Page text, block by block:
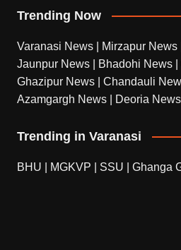
Trending Now
Varanasi News Mirzapur News
Jaunpur News
Bhadohi News
Ghazipur News
Chandauli
Azamgargh News
Deoria News
Trending in Varanasi
BHU MGKVP SSU Ghanga